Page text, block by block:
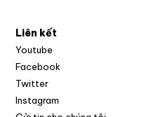
Liên kết
Youtube
Facebook
Twitter
Instagram